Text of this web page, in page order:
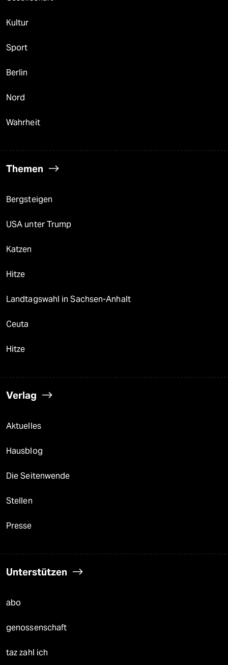
Kultur
Sport
Berlin
Nord
Wahrheit
Themen
Bergsteigen
USA unter Trump
Katzen
Hitze
Landtagswahl in Sachsen-Anhalt
Ceuta
Hitze
Verlag
Aktuelles
Hausblog
Die Seitenwende
Stellen
Presse
Unterstützen
abo
genossenschaft
taz zahl ich